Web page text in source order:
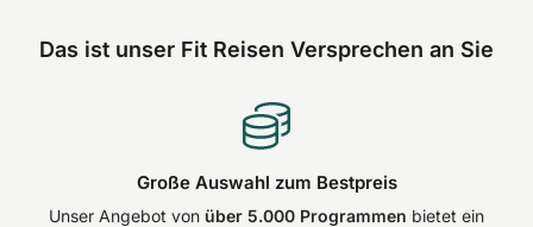
Das ist unser Fit Reisen Versprechen an Sie
Große Auswahl zum Bestpreis
Unser Angebot von über 5.000 Programmen bietet ein